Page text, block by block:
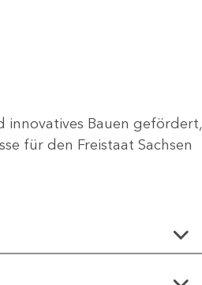
innovatives Bauen gefördert,
für den Freistaat Sachsen